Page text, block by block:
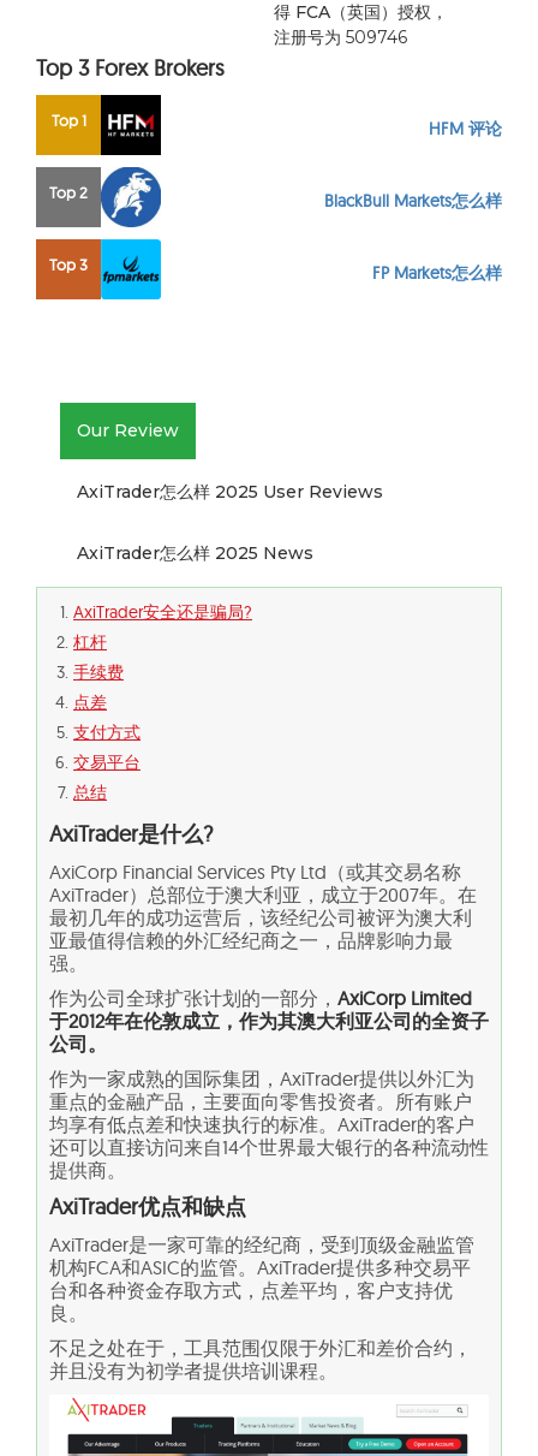
得 FCA（英国） 授权，
注册号为 509746
Top 3 Forex Brokers
Top 1 HFM 评论
Top 2 BlackBull Markets怎么样
Top 3 FP Markets怎么样
Our Review
AxiTrader怎么样 2025 User Reviews
AxiTrader怎么样 2025 News
AxiTrader安全还是骗局?
杠杆
手续费
点差
支付方式
交易平台
总结
AxiTrader是什么?
AxiCorp Financial Services Pty Ltd（或其交易名称
AxiTrader）总部位于澳大利亚，成立于2007年。在
最初几年的成功运营后，该经纪公司被评为澳大利
亚最值得信赖的外汇经纪商之一，品牌影响力最
强。
作为公司全球扩张计划的一部分， AxiCorp Limited
于2012年在伦敦成立，作为其澳大利亚公司的全资子
公司。
作为一家成熟的国际集团，AxiTrader提供以外汇为
重点的金融产品，主要面向零售投资者。所有账户
均享有低点差和快速执行的标准。AxiTrader的客户
还可以直接访问来自14个世界最大银行的各种流动性
提供商。
AxiTrader优点和缺点
AxiTrader是一家可靠的经纪商，受到顶级金融监管
机构FCA和ASIC的监管。AxiTrader提供多种交易平
台和各种资金存取方式，点差平均，客户支持优
良。
不足之处在于，工具范围仅限于外汇和差价合约，
并且没有为初学者提供培训课程。